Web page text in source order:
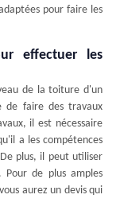
pour faire les
effectuer les
de la toiture d'un
de faire des travaux
il est nécessaire
a les compétences
plus, il peut utiliser
Pour de plus amples
aurez un devis qui